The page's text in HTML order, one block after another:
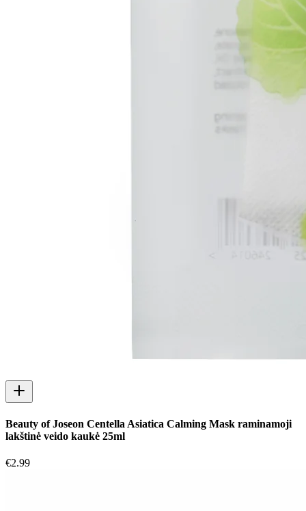
Beauty of Joseon Centella Asiatica Calming Mask raminamoji
lakštinė veido kaukė 25ml
€2.99